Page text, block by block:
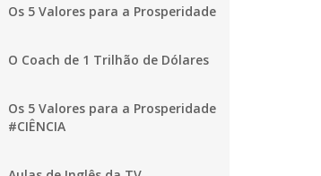
Os 5 Valores para a Prosperidade
O Coach de 1 Trilhão de Dólares
Os 5 Valores para a Prosperidade
#CIÊNCIA